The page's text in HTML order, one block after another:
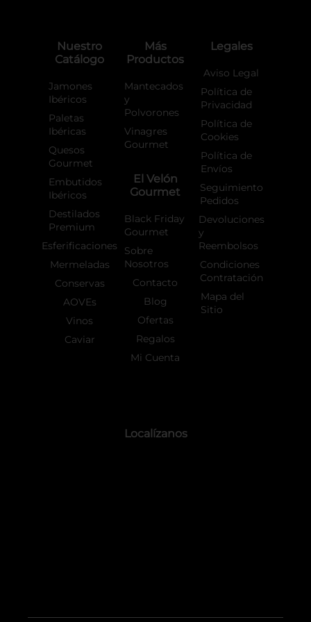
-
a
m
Nuestro
Catálogo
Jamones
Ibéricos
Paletas
Ibéricas
Quesos
Gourmet
Embutidos
Ibéricos
Destilados
Premium
Esferificaciones
Mermeladas
Conservas
AOVEs
Vinos
Caviar
Más
Productos
Mantecados
y
Polvorones
Vinagres
Gourmet
El Velón
Gourmet
Black Friday
Gourmet
Sobre
Nosotros
Contacto
Blog
Ofertas
Regalos
Mi Cuenta
Legales
Aviso Legal
Política de
Privacidad
Política de
Cookies
Política de
Envíos
Seguimiento
Pedidos
Devoluciones
y
Reembolsos
Condiciones
Contratación
Mapa del
Sitio
Localízanos